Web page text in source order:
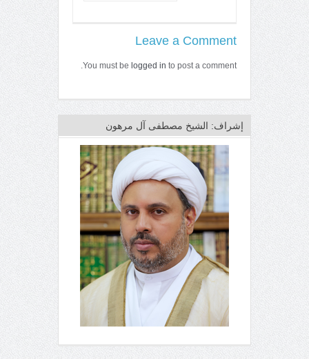
Leave a Comment
You must be logged in to post a comment.
إشراف: الشيخ مصطفى آل مرهون